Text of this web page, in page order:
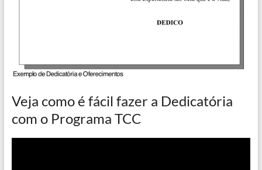
Veja como é fácil fazer a Dedicatória
com o Programa TCC